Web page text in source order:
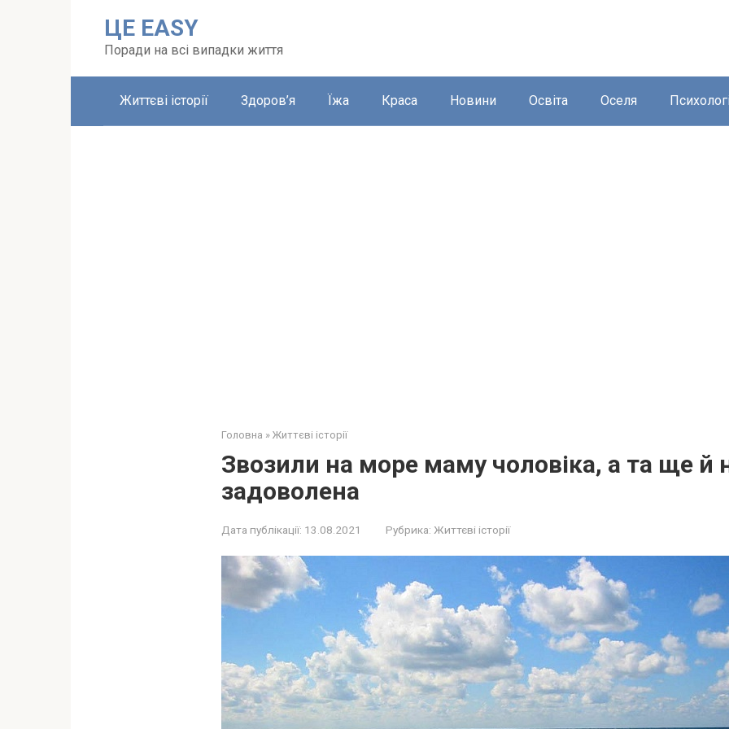
ЦЕ EASY
Поради на всі випадки життя
Життєві історії Здоров’я Їжа Краса Новини Освіта Оселя
Головна » Життєві історії
Звозили на море маму чоловіка, а та ще й
задоволена
Дата публікації: 13.08.2021 Рубрика: Життєві історії